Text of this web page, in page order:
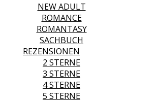
NEW ADULT
ROMANCE
ROMANTASY
SACHBUCH
REZENSIONEN
2 STERNE
3 STERNE
4 STERNE
5 STERNE